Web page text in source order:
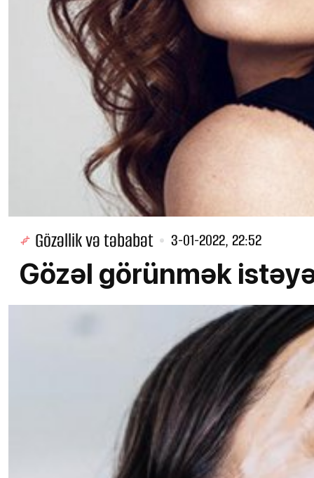
Gözəllik və təbabət 3-01-2022, 22:52
Gözəl görünmək